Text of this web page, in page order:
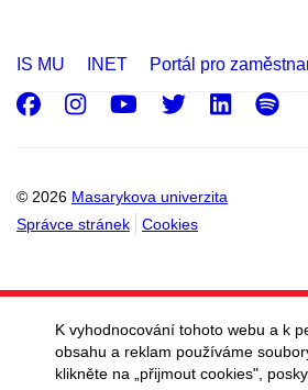
IS MU INET Portál pro
© 2026 Masarykova univerzita
Správce stránek
Cookies
Facebook
Instagram
Youtube
Twitter
K vyhodnocování tohoto webu a k
obsahu a reklam používáme
klikněte na „přijmout cookies",